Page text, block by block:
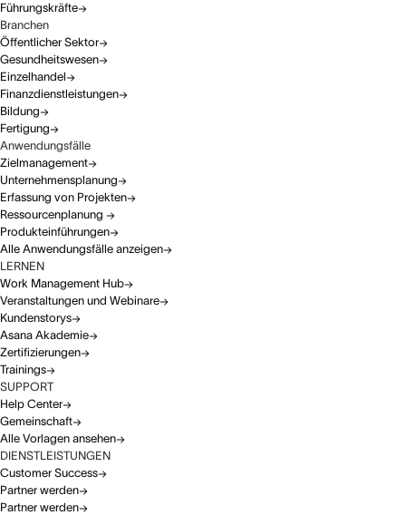
Führungskräfte
Branchen
Öffentlicher Sektor
Gesundheitswesen
Einzelhandel
Finanzdienstleistungen
Bildung
Fertigung
Anwendungsfälle
Zielmanagement
Unternehmensplanung
Erfassung von Projekten
Ressourcenplanung
Produkteinführungen
Alle Anwendungsfälle anzeigen
LERNEN
Work Management Hub
Veranstaltungen und Webinare
Kundenstorys
Asana Akademie
Zertifizierungen
Trainings
SUPPORT
Help Center
Gemeinschaft
Alle Vorlagen ansehen
DIENSTLEISTUNGEN
Customer Success
Partner werden
Partner werden